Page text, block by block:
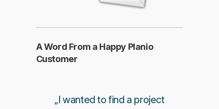
A Word From a Happy Planio
Customer
„I wanted to find a project